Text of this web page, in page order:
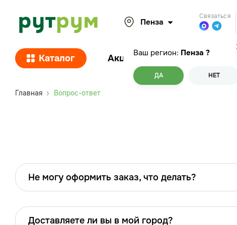
Пенза
Ваш регион: Пенза ?
ДА НЕТ
Связаться
Каталог Акции Покупателям
Главная Вопрос-ответ
Не могу оформить заказ, что делать?
Доставляете ли вы в мой город?